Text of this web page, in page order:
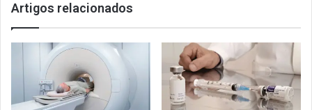
Artigos relacionados